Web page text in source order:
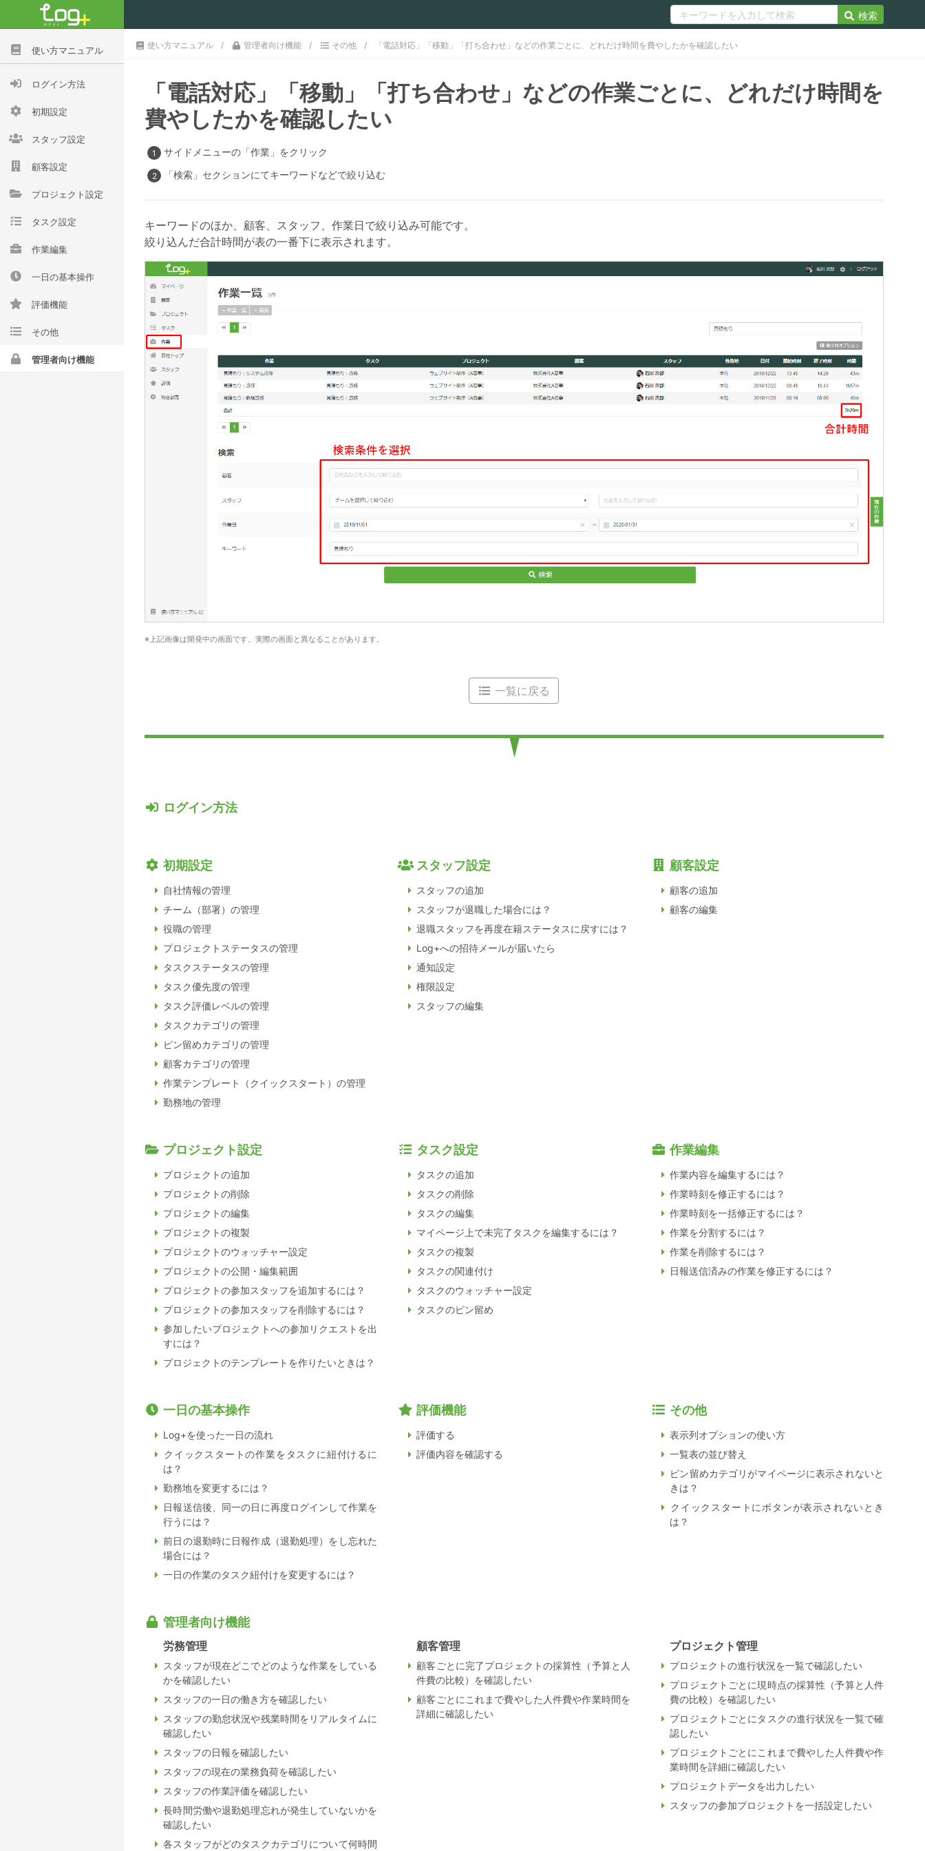
検索
使い方マニュアル
ログイン方法
初期設定
スタッフ設定
顧客設定
プロジェクト設定
タスク設定
作業編集
一日の基本操作
評価機能
その他
管理者向け機能
使い方マニュアル 管理者向け機能 その他 「電話対応」「移動」「打ち合わせ」などの作業ごとに、どれだけ時間を費やしたかを確認したい
「電話対応」「移動」「打ち合わせ」などの作業ごとに、どれだけ時間を
費やしたかを確認したい
サイドメニューの「作業」をクリック
「検索」セクションにてキーワードなどで絞り込む
キーワードのほか、顧客、スタッフ、作業日で絞り込み可能です。
絞り込んだ合計時間が表の一番下に表示されます。
上記画像は開発中の画面です。実際の画面と異なることがあります。
一覧に戻る
ログイン方法
初期設定
自社情報の管理
チーム（部署）の管理
役職の管理
プロジェクトステータスの管理
タスクステータスの管理
タスク優先度の管理
タスク評価レベルの管理
タスクカテゴリの管理
ピン留めカテゴリの管理
顧客カテゴリの管理
作業テンプレート（クイックスタート）の管理
勤務地の管理
スタッフ設定
スタッフの追加
スタッフが退職した場合には？
退職スタッフを再度在籍ステータスに戻すには？
Log+への招待メールが届いたら
通知設定
権限設定
スタッフの編集
顧客設定
顧客の追加
顧客の編集
プロジェクト設定
プロジェクトの追加
プロジェクトの削除
プロジェクトの編集
プロジェクトの複製
プロジェクトのウォッチャー設定
プロジェクトの公開・編集範囲
プロジェクトの参加スタッフを追加するには？
プロジェクトの参加スタッフを削除するには？
参加したいプロジェクトへの参加リクエストを出
すには？
プロジェクトのテンプレートを作りたいときは？
タスク設定
タスクの追加
タスクの削除
タスクの編集
マイページ上で未完了タスクを編集するには？
タスクの複製
タスクの関連付け
タスクのウォッチャー設定
タスクのピン留め
作業編集
作業内容を編集するには？
作業時刻を修正するには？
作業時刻を一括修正するには？
作業を分割するには？
作業を削除するには？
日報送信済みの作業を修正するには？
一日の基本操作
Log+を使った一日の流れ
クイックスタートの作業をタスクに紐付けるに
は？
勤務地を変更するには？
日報送信後、同一の日に再度ログインして作業を
行うには？
前日の退勤時に日報作成（退勤処理）をし忘れた
場合には？
一日の作業のタスク紐付けを変更するには？
評価機能
評価する
評価内容を確認する
その他
表示列オプションの使い方
一覧表の並び替え
ピン留めカテゴリがマイページに表示されないと
きは？
クイックスタートにボタンが表示されないとき
は？
管理者向け機能
労務管理
スタッフが現在どこでどのような作業をしている
かを確認したい
スタッフの一日の働き方を確認したい
スタッフの勤怠状況や残業時間をリアルタイムに
確認したい
スタッフの日報を確認したい
スタッフの現在の業務負荷を確認したい
スタッフの作業評価を確認したい
長時間労働や退勤処理忘れが発生していないかを
確認したい
各スタッフがどのタスクカテゴリについて何時間
顧客管理
顧客ごとに完了プロジェクトの採算性（予算と人
件費の比較）を確認したい
顧客ごとにこれまで費やした人件費や作業時間を
詳細に確認したい
プロジェクト管理
プロジェクトの進行状況を一覧で確認したい
プロジェクトごとに現時点の採算性（予算と人件
費の比較）を確認したい
プロジェクトごとにタスクの進行状況を一覧で確
認したい
プロジェクトごとにこれまで費やした人件費や作
業時間を詳細に確認したい
プロジェクトデータを出力したい
スタッフの参加プロジェクトを一括設定したい